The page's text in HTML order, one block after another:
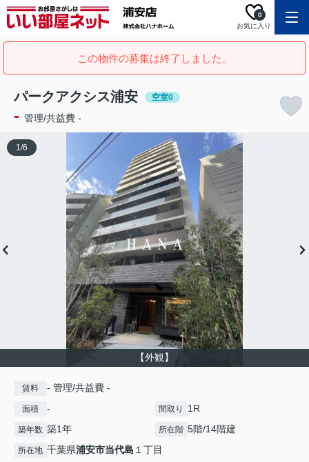
お気に入り
0
この物件の募集は終了しました。
パークアクシス浦安 空室0
- 管理/共益費 -
【外観】
1/6
賃料 - 管理/共益費 -
面積 - 間取り 1R
築年数 築1年 所在階 5階/14階建
所在地 千葉県浦安市当代島 １丁目